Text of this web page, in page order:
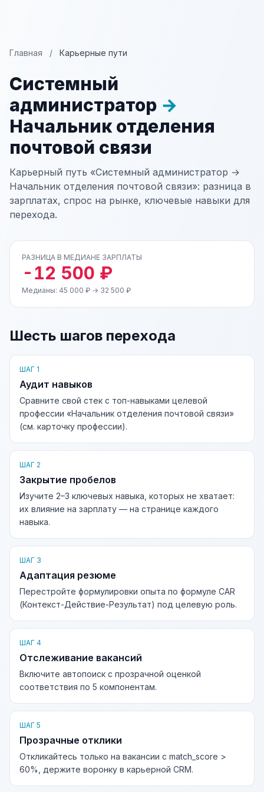
Главная / Карьерные пути
Системный
администратор →
Начальник отделения
почтовой связи
Карьерный путь «Системный администратор →
Начальник отделения почтовой связи»: разница в
зарплатах, спрос на рынке, ключевые навыки для
перехода.
РАЗНИЦА В МЕДИАНЕ ЗАРПЛАТЫ
-12 500 ₽
Медианы: 45 000 ₽ → 32 500 ₽
Шесть шагов перехода
ШАГ 1
Аудит навыков
Сравните свой стек с топ-навыками целевой
профессии «Начальник отделения почтовой связи»
(см. карточку профессии).
ШАГ 2
Закрытие пробелов
Изучите 2–3 ключевых навыка, которых не хватает:
их влияние на зарплату — на странице каждого
навыка.
ШАГ 3
Адаптация резюме
Перестройте формулировки опыта по формуле CAR
(Контекст-Действие-Результат) под целевую роль.
ШАГ 4
Отслеживание вакансий
Включите автопоиск с прозрачной оценкой
соответствия по 5 компонентам.
ШАГ 5
Прозрачные отклики
Откликайтесь только на вакансии с match_score >
60%, держите воронку в карьерной CRM.